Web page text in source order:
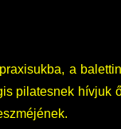
a
pilatesnek